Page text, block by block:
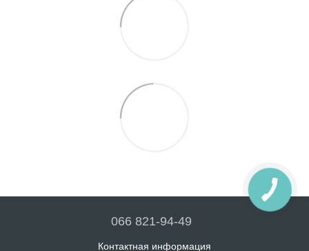
066 821-94-49
Контактная информация